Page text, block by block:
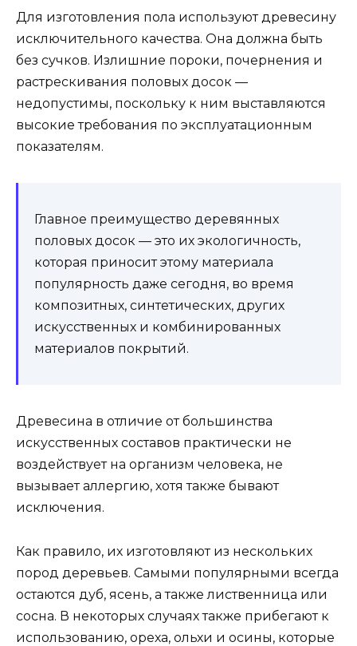
Для изготовления пола используют древесину
исключительного качества. Она должна быть
без сучков. Излишние пороки, почернения и
растрескивания половых досок —
недопустимы, поскольку к ним выставляются
высокие требования по эксплуатационным
показателям.
Главное преимущество деревянных
половых досок — это их экологичность,
которая приносит этому материала
популярность даже сегодня, во время
композитных, синтетических, других
искусственных и комбинированных
материалов покрытий.
Древесина в отличие от большинства
искусственных составов практически не
воздействует на организм человека, не
вызывает аллергию, хотя также бывают
исключения.
Как правило, их изготовляют из нескольких
пород деревьев. Самыми популярными всегда
остаются дуб, ясень, а также лиственница или
сосна. В некоторых случаях также прибегают к
использованию, ореха, ольхи и осины, которые